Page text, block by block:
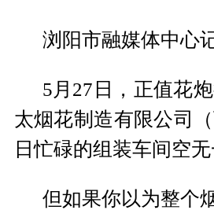
浏阳市融媒体中心
5月27日，正值花
太烟花制造有限公司
日忙碌的组装车间空
但如果你以为整个